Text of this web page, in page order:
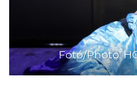
Fotó/Photo: